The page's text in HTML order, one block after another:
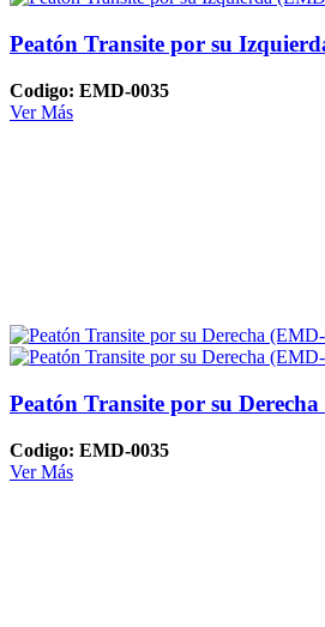
Peatón Transite por su
Codigo: EMD-0035
Ver Más
Peatón Transite por su
Codigo: EMD-0035
Ver Más